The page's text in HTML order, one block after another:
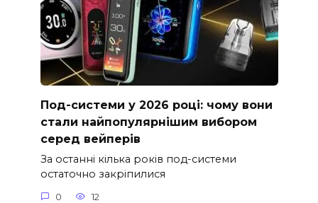
Под-системи у 2026 році: чому вони
стали найпопулярнішим вибором
серед вейперів
За останні кілька років под-системи
остаточно закріпилися
0 12